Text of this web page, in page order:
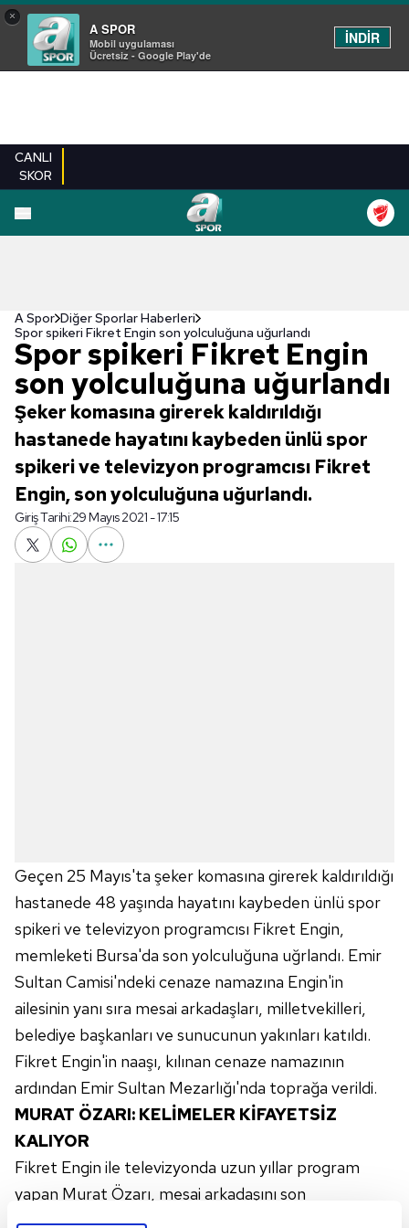
×
A SPOR
Mobil uygulaması
Ücretsiz - Google Play'de
İNDİR
CANLI
SKOR
A Spor Diğer Sporlar Haberleri
Spor spikeri Fikret Engin son yolculuğuna uğurlandı
Spor spikeri Fikret Engin
son yolculuğuna uğurlandı
Şeker komasına girerek kaldırıldığı
hastanede hayatını kaybeden ünlü spor
spikeri ve televizyon programcısı Fikret
Engin, son yolculuğuna uğurlandı.
Giriş Tarihi:29 Mayıs 2021 - 17:15
Geçen 25 Mayıs'ta şeker komasına girerek kaldırıldığı
hastanede 48 yaşında hayatını kaybeden ünlü spor
spikeri ve televizyon programcısı Fikret Engin,
memleketi Bursa'da son yolculuğuna uğrlandı. Emir
Sultan Camisi'ndeki cenaze namazına Engin'in
ailesinin yanı sıra mesai arkadaşları, milletvekilleri,
belediye başkanları ve sunucunun yakınları katıldı.
Fikret Engin'in naaşı, kılınan cenaze namazının
ardından Emir Sultan Mezarlığı'nda toprağa verildi.
MURAT ÖZARI: KELİMELER KİFAYETSİZ
KALIYOR
Fikret Engin ile televizyonda uzun yıllar program
yapan Murat Özarı, mesai arkadaşını son
yolculuğunda yalnız bırakmadı. Engin ile hep güzel